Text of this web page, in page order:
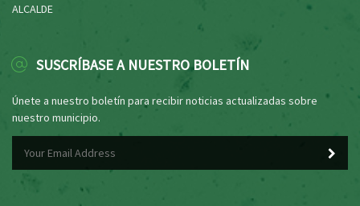
ALCALDE
SUSCRÍBASE A NUESTRO BOLETÍN
Únete a nuestro boletín para recibir noticias actualizadas sobre
nuestro municipio.